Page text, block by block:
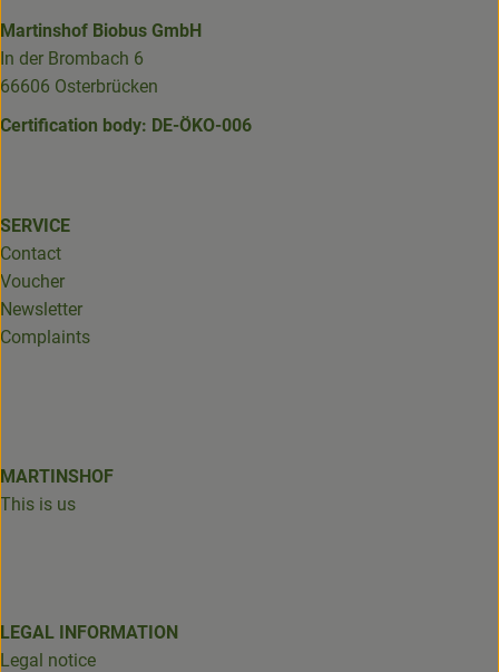
Martinshof Biobus GmbH
In der Brombach 6
66606 Osterbrücken
Certification body: DE-ÖKO-006
SERVICE
Contact
Voucher
Newsletter
Complaints
MARTINSHOF
This is us
LEGAL INFORMATION
Legal notice